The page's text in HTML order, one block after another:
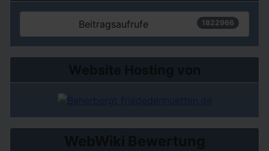
Beitragsaufrufe 1822966